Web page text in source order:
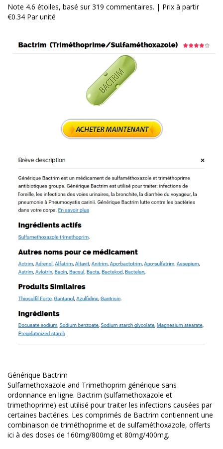
Note 4.6 étoiles, basé sur319 commentaires. | Prix à partir
€0.34 Par unité
Générique Bactrim
Sulfamethoxazole and Trimethoprim générique sans
ordonnance en ligne. Bactrim (sulfamethoxazole et
trimethoprime) est utilisé pour traiter les infections causées par
certaines bactéries. Les comprimés de Bactrim contiennent une
combinaison de triméthoprime et de sulfaméthoxazole, offerts
ici à des doses de 160mg/800mg et 80mg/400mg.